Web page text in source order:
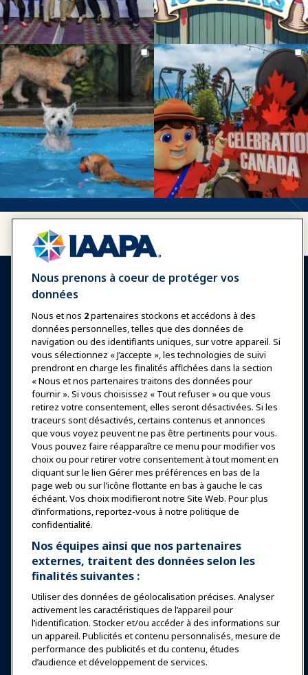
Se connecter Rejoindre maintenant
Récompenses Carrières
Contact
Expositions et Événements
Nouvelles & Funworld
Éducation
Sécurité & Protection
Plaidoyer
Recherche & Rapports
À propos de IAAPA
Partenaires
Nous prenons à coeur de protéger vos
données
Nous et nos 2partenaires stockons et accédons à des
données personnelles, telles que des données de
navigation ou des identifiants uniques, sur votre appareil. Si
vous sélectionnez « J’accepte », les technologies de suivi
prendront en charge les finalités affichées dans la section
« Nous et nos partenaires traitons des données pour
fournir ». Si vous choisissez « Tout refuser » ou que vous
retirez votre consentement, elles seront désactivées. Si les
traceurs sont désactivés, certains contenus et annonces
que vous voyez peuvent ne pas être pertinents pour vous.
Vous pouvez faire réapparaître ce menu pour modifier vos
choix ou pour retirer votre consentement à tout moment en
cliquant sur le lien Gérer mes préférences en bas de la
page web ou sur l’icône flottante en bas à gauche le cas
échéant. Vos choix modifieront notre Site Web. Pour plus
d’informations, reportez-vous à notre politique de
confidentialité.
Nos équipes ainsi que nos partenaires
externes, traitent des données selon les
finalités suivantes :
Utiliser des données de géolocalisation précises. Analyser
activement les caractéristiques de l’appareil pour
l’identification. Stocker et/ou accéder à des informations sur
un appareil. Publicités et contenu personnalisés, mesure de
performance des publicités et du contenu, études
d’audience et développement de services.